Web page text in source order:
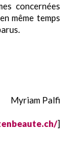
concernées
même temps
Myriam Palfi
]